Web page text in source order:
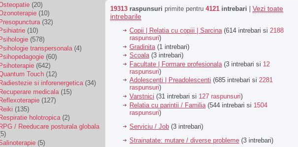
(20)
(10)
Presopunctura (32)
Psihiatrie (10)
Psihologie (578)
transpersonala (4)
Psihopedagogie (60)
Psihoterapie (642)
Touch (12)
Radiestezie si inforenergetica (34)
medicala (15)
Reflexoterapie (127)
Reiki (135)
Respiratie holotropica(2)
RPG / Reeducare posturala globala
(5)
19313 raspunsuri primite pentru 4121 intrebari
Vezi toate
intrebarile
Copii | Relatia cu copiii | Sarcina(614 intrebari si 2188
raspunsuri)
Gradinita (1 intrebari)
Scoala(3 intrebari)
Facultate | Formare profesionala (3 intrebari si 12
raspunsuri)
Adolescenti | Preadolescenti (685 intrebari si 2281
raspunsuri)
Varstnici (31 intrebari si 127 raspunsuri)
Relatia cu parintii / Familia (544 intrebari si 1504
raspunsuri)
Serviciu / Job (3 intrebari)
Strainatate: mutare / diverse probleme (3 intrebari)